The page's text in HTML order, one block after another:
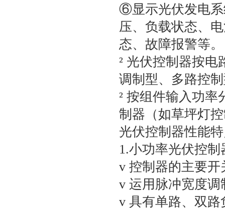
⑥显示光伏发电系
压、负载状态、
态、故障报警等。
² 光伏控制器按
调制型、多路控
² 按组件输入功
制器（如草坪灯
光伏控制器性能
1.小功率光伏控制
v 控制器的主要开
v 运用脉冲宽度
v 具有单路、双